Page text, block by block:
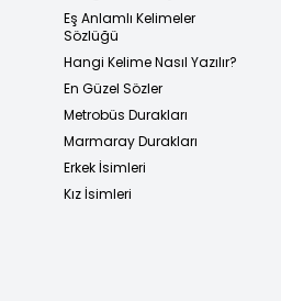
Eş Anlamlı Kelimeler
Sözlüğü
Hangi Kelime Nasıl Yazılır?
En Güzel Sözler
Metrobüs Durakları
Marmaray Durakları
Erkek İsimleri
Kız İsimleri